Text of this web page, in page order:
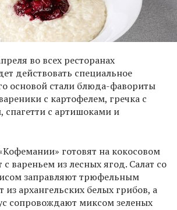
во всех ресторанах
действовать специальное
основой стали блюда-фавориты
с картофелем, гречка с
с артишоками и
готовят на кокосовом
вареньем из лесных ягод. Салат со
заправляют трюфельным
из архангельских белых грибов, а
сопровождают миксом зеленых